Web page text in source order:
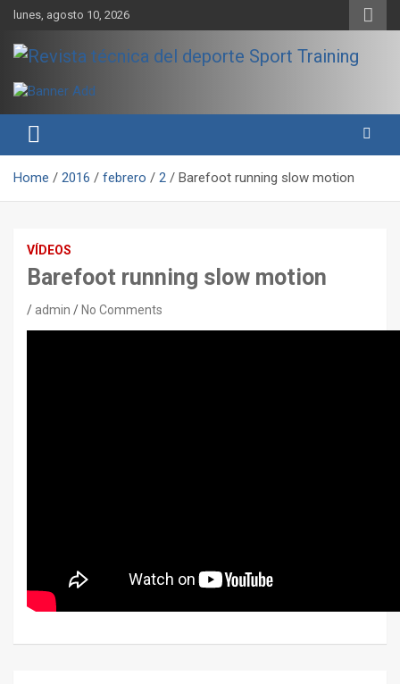
Skip
content
lunes, agosto 10, 2026
Revista técnica del deporte
Sport Training
rendimiento, nutrición y entrenamiento.
Home 2016 febrero 2 Barefoot running slow motion
VÍDEOS
Barefoot running slow motion
admin No Comments